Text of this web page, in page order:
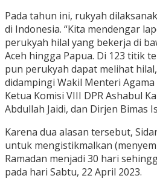
Pada tahun ini, rukyah
di Indonesia. “Kita mendengar
perukyah hilal yang bekerja di
Aceh hingga Papua. Di 123 titik
pun perukyah dapat melihat
didampingi Wakil Menteri Agama
Ketua Komisi VIII DPR Ashabul
Abdullah Jaidi, dan Dirjen Bimas
Karena dua alasan tersebut,
untuk mengistikmalkan
Ramadan menjadi 30 hari
pada hari Sabtu, 22 April 2023.